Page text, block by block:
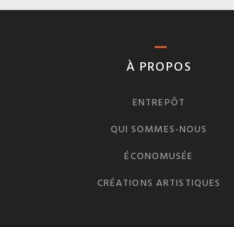
À PROPOS
ENTREPÔT
QUI SOMMES-NOUS
ÉCONOMUSÉE
CRÉATIONS ARTISTIQUES